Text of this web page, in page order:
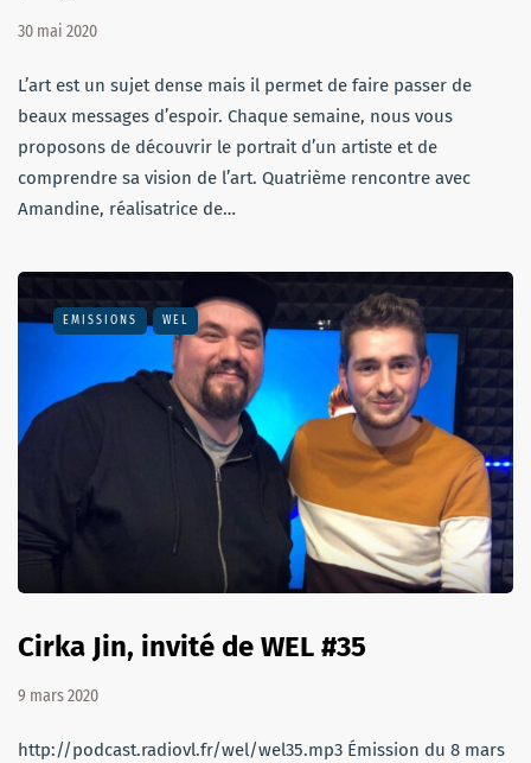
30 mai 2020
L’art est un sujet dense mais il permet de faire passer de
beaux messages d’espoir. Chaque semaine, nous vous
proposons de découvrir le portrait d’un artiste et de
comprendre sa vision de l’art. Quatrième rencontre avec
Amandine, réalisatrice de…
EMISSIONS WEL
Cirka Jin, invité de WEL #35
9 mars 2020
http://podcast.radiovl.fr/wel/wel35.mp3 Émission du 8 mars